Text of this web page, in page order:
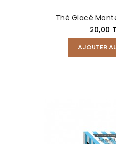
Thé Glacé
Prix
20,00
AJOUTER